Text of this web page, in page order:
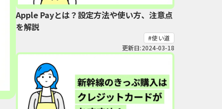
Apple Payとは？設定方法や使い方、注意点
を解説
使い道
更新日:2024-03-18